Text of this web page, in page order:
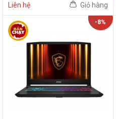
Liên hệ Giỏ hàng
-8%